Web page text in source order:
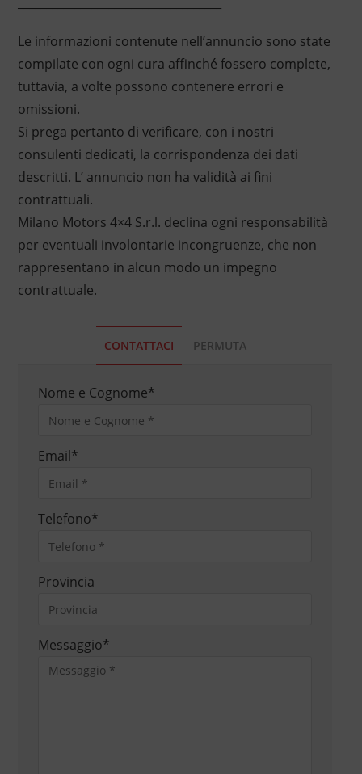
Le informazioni contenute nell’annuncio sono state
compilate con ogni cura affinché fossero complete,
tuttavia, a volte possono contenere errori e
omissioni.
Si prega pertanto di verificare, con i nostri
consulenti dedicati, la corrispondenza dei dati
descritti. L’ annuncio non ha validità ai fini
contrattuali.
Milano Motors 4×4 S.r.l. declina ogni responsabilità
per eventuali involontarie incongruenze, che non
rappresentano in alcun modo un impegno
contrattuale.
CONTATTACI PERMUTA
Nome e Cognome*
Email*
Telefono*
Provincia
Messaggio*